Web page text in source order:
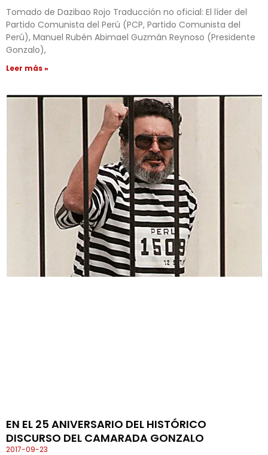
Tomado de Dazibao Rojo Traducción no oficial: El líder del
Partido Comunista del Perú (PCP, Partido Comunista del
Perú), Manuel Rubén Abimael Guzmán Reynoso (Presidente
Gonzalo),
Leer más »
EN EL 25 ANIVERSARIO DEL HISTÓRICO
DISCURSO DEL CAMARADA GONZALO
2017-09-23